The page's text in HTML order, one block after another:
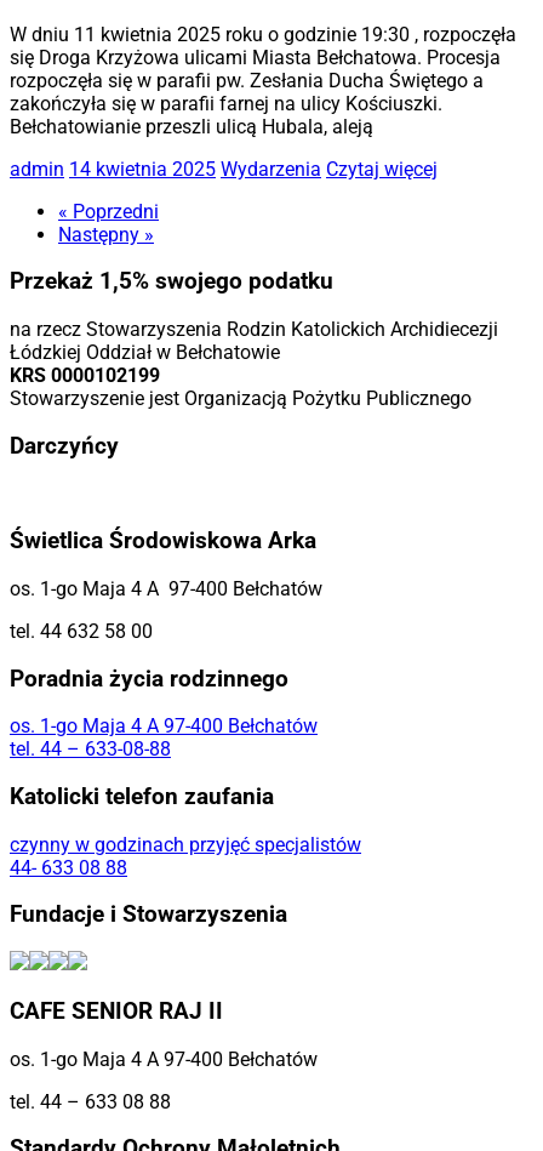
W dniu 11 kwietnia 2025 roku o godzinie 19:30 , rozpoczęła
się Droga Krzyżowa ulicami Miasta Bełchatowa. Procesja
rozpoczęła się w parafii pw. Zesłania Ducha Świętego a
zakończyła się w parafii farnej na ulicy Kościuszki.
Bełchatowianie przeszli ulicą Hubala, aleją
admin 14 kwietnia 2025 Wydarzenia Czytaj więcej
« Poprzedni
Następny »
Przekaż 1,5% swojego podatku
na rzecz Stowarzyszenia Rodzin Katolickich Archidiecezji
Łódzkiej Oddział w Bełchatowie
KRS 0000102199
Stowarzyszenie jest Organizacją Pożytku Publicznego
Darczyńcy
Świetlica Środowiskowa Arka
os. 1-go Maja 4 A 97-400 Bełchatów
tel. 44 632 58 00
Poradnia życia rodzinnego
os. 1-go Maja 4 A 97-400 Bełchatów
tel. 44 – 633-08-88
Katolicki telefon zaufania
czynny w godzinach przyjęć specjalistów
44- 633 08 88
Fundacje i Stowarzyszenia
CAFE SENIOR RAJ II
os. 1-go Maja 4 A 97-400 Bełchatów
tel. 44 – 633 08 88